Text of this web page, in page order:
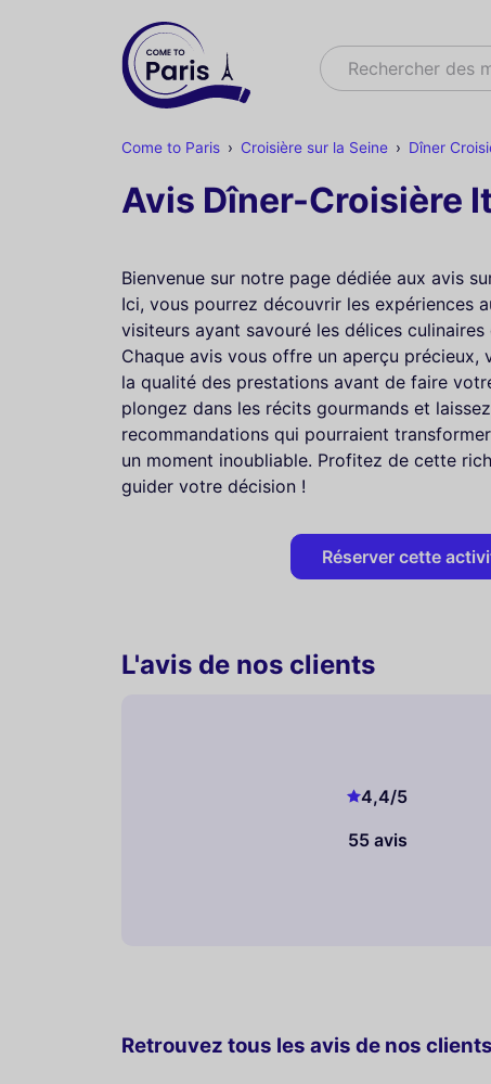
Rechercher
Rechercher des
Come to Paris Croisière sur la Seine Dîner
Avis Dîner-Croisière
Bienvenue sur notre page dédiée aux avis
Ici, vous pourrez découvrir les expériences
visiteurs ayant savouré les délices
Chaque avis vous offre un aperçu précieux,
la qualité des prestations avant de faire
plongez dans les récits gourmands et
recommandations qui pourraient
un moment inoubliable. Profitez de cette
guider votre décision !
Réserver cette
L'avis de nos clients
4,4/5
55 avis
Retrouvez tous les avis de nos